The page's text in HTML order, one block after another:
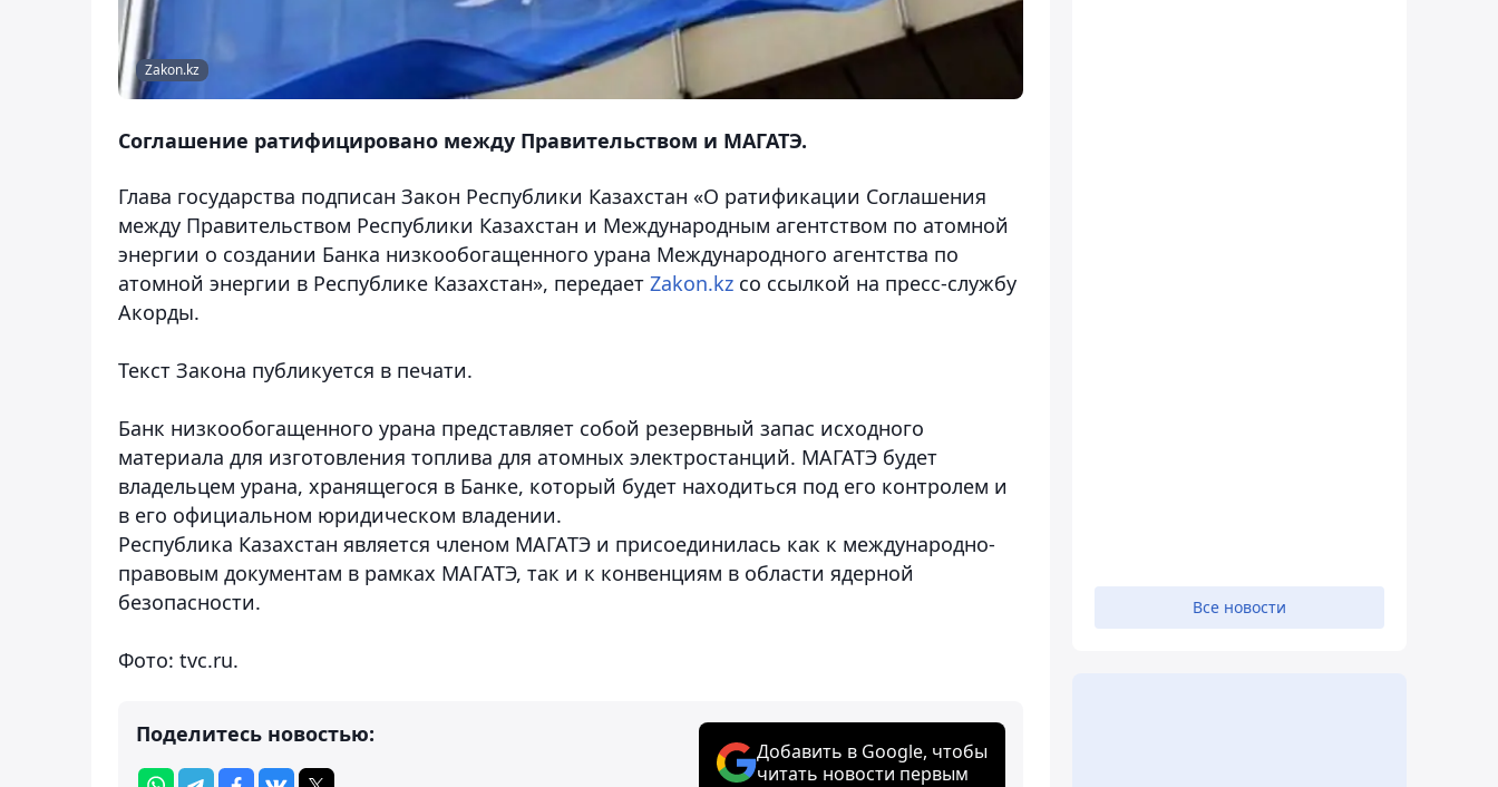
Zakon.kz
Соглашение ратифицировано между Правительством и МАГАТЭ.
Глава государства подписан Закон Республики Казахстан «О ратификации Соглашения
между Правительством Республики Казахстан и Международным агентством по атомной
энергии о создании Банка низкообогащенного урана Международного агентства по
атомной энергии в Республике Казахстан», передает Zakon.kz со ссылкой на пресс-службу
Акорды.
Текст Закона публикуется в печати.
Банк низкообогащенного урана представляет собой резервный запас исходного
материала для изготовления топлива для атомных электростанций. МАГАТЭ будет
владельцем урана, хранящегося в Банке, который будет находиться под его контролем и
в его официальном юридическом владении.
Республика Казахстан является членом МАГАТЭ и присоединилась как к международно-
правовым документам в рамках МАГАТЭ, так и к конвенциям в области ядерной
безопасности.
Фото: tvc.ru.
Поделитесь новостью:
Добавить в Google, чтобы
читать новости первым
Все новости